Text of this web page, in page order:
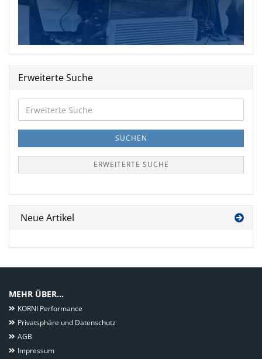
Erweiterte Suche
Suche
SUCHEN
ERWEITERTE SUCHE
Neue Artikel
MEHR ÜBER...
KORNI Performance
Privatsphäre und Datenschutz
AGB
Impressum